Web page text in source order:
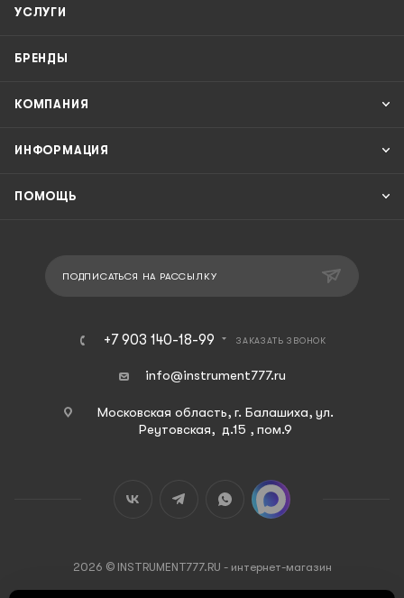
УСЛУГИ
БРЕНДЫ
КОМПАНИЯ
ИНФОРМАЦИЯ
ПОМОЩЬ
ПОДПИСАТЬСЯ НА РАССЫЛКУ
+7 903 140-18-99 ЗАКАЗАТЬ ЗВОНОК
info@instrument777.ru
Московская область, г. Балашиха, ул.
Реутовская, д.15 , пом.9
2026 © INSTRUMENT777.RU - интернет-магазин